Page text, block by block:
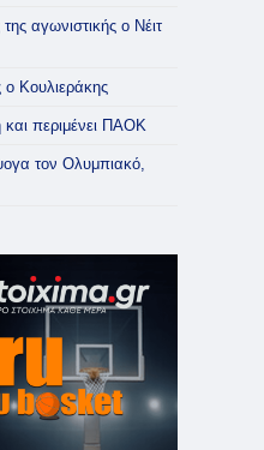
αγωνιστικής ο Νέιτ
ο Κουλιεράκης
περιμένει ΠΑΟΚ
τον Ολυμπιακό,